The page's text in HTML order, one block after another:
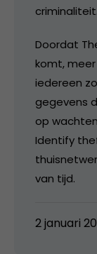
criminaliteit.
Doordat
komt, meer
iedereen
gegevens
op
Identify
van tijd.
2 januari